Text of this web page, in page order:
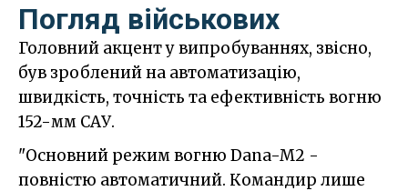
Погляд військових
Головний акцент у випробуваннях, звісно,
був зроблений на автоматизацію,
швидкість, точність та ефективність вогню
152-мм САУ.
"Основний режим вогню Dana-M2 -
повністю автоматичний. Командир лише